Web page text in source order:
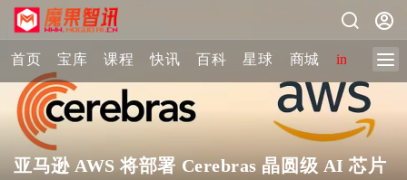
首页 宝库 课程 快讯 百科 星球 商城 image-2
亚马逊 AWS 将部署 Cerebras 晶圆级 AI 芯片